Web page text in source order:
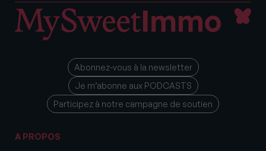
Abonnez-vous à la newsletter
Je m’abonne aux PODCASTS
Participez à notre campagne de soutien
A PROPOS